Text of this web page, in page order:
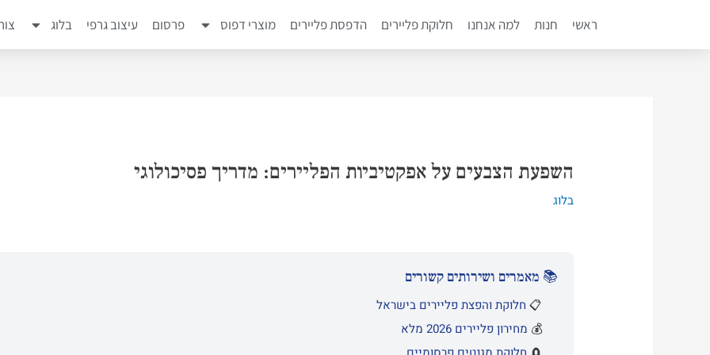
ראשי חנות למה אנחנו חלוקת פליירים הדפסת פליירים מוצרי דפוס פרסום עיצוב גרפי בלוג
השפעת הצבעים על אפקטיביות הפליירים: מדריך פסיכולוגי
בלוג
📚 מאמרים ושירותים קשורים
📋 חלוקת והפצת פליירים בישראל
💰 מחירון פליירים 2026 מלא